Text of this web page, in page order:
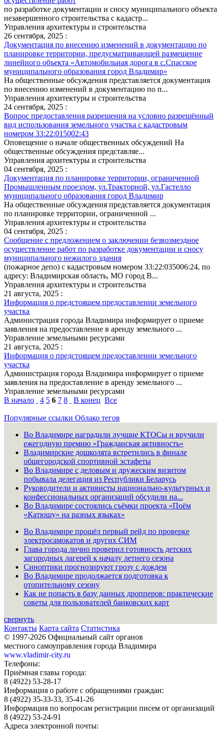
по разработке документации и сносу муниципального объекта
незавершенного строительства с кадастр...
Управления архитектуры и строительства
26 сентября, 2025 :
Документация по внесению изменений в документацию по
планировке территории, предусматривающей размещение
линейного объекта «Автомобильная дорога в с.Спасское
муниципального образования город Владимир»
На общественные обсуждения представляется документация
по внесению изменений в документацию по п...
Управления архитектуры и строительства
24 сентября, 2025 :
Вопрос предоставления разрешения на условно разрешённый
вид использования земельного участка с кадастровым
номером 33:22:015002:43
Оповещение о начале общественных обсуждений На
общественные обсуждения представляе...
Управления архитектуры и строительства
04 сентября, 2025 :
Документация по планировке территории, ограниченной
Промышленным проездом, ул.Тракторной, ул.Гастелло
муниципального образования город Владимир
На общественные обсуждения представляется документация
по планировке территории, ограниченной ...
Управления архитектуры и строительства
04 сентября, 2025 :
Сообщение с предложением о заключении безвозмездное
осуществление работ по разработке документации и сносу
муниципального нежилого здания
(пожарное депо) с кадастровым номером 33:22:035006:24, по
адресу: Владимирская область, МО город В...
Управления архитектуры и строительства
21 августа, 2025 :
Информация о предстоящем предоставлении земельного
участка
Администрация города Владимира информирует о приеме
заявления на предоставление в аренду земельного ...
Управление земельными ресурсами
21 августа, 2025 :
Информация о предстоящем предоставлении земельного
участка
Администрация города Владимира информирует о приеме
заявления на предоставление в аренду земельного ...
Управление земельными ресурсами
В начало
4 5 6 7 8 В конец Все
Популярные ссылки Облако тегов
Во Владимире наградили лучшие КТОСы и вручили
ежегодную премию «Гражданская активность»
Владимирские дошколята встретились в финале
общегородской спортивной эстафеты
Во Владимире с деловым и дружеским визитом
побывала делегация из Республики Беларусь
Руководители и активисты национально-культурных и
конфессиональных организаций обсудили на...
Во Владимире состоялись съёмки проекта «Поём
«Катюшу» на разных языках»
Во Владимире прошёл первый рейд по проверке
электросамокатов и других СИМ
Глава города лично проверил готовность детских
загородных лагерей к началу летнего сезона
Синоптики прогнозируют грозу с дождем
Во Владимире продолжается подготовка к
отопительному сезону
Как не попасть в базу данных дропперов: практические
советы для пользователей банковских карт
свернуть
Контакты Карта сайта Статистика
© 1997-2026 Официальный сайт органов
местного самоуправления города Владимира
www.vladimir-city.ru
Телефоны:
Приёмная главы города:
8 (4922) 53-28-17
Информация о работе с обращениями граждан:
8 (4922) 35-33-33, 35-41-26
Информация по вопросам регистрации писем от организаций
8 (4922) 53-24-91
Адреса электронной почты: